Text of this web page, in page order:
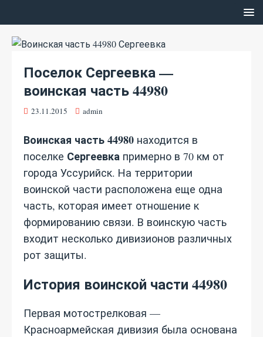
Поселок Сергеевка —
воинская часть 44980
23.11.2015 admin
Воинская часть 44980 находится в
поселке Сергеевка примерно в 70 км от
города Уссурийск. На территории
воинской части расположена еще одна
часть, которая имеет отношение к
формированию связи. В воинскую часть
входит несколько дивизионов различных
рот защиты.
История воинской части 44980
Первая мотострелковая —
Красноармейская дивизия была основана